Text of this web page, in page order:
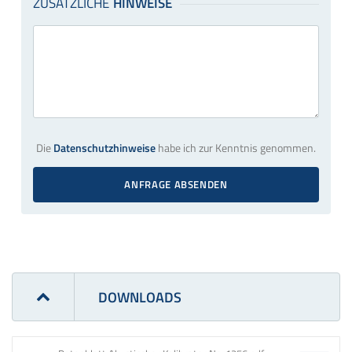
DieDatenschutzhinweisehabe ich zur Kenntnis genommen.
ANFRAGE ABSENDEN
DOWNLOADS